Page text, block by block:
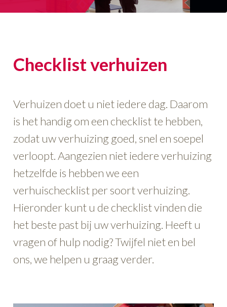
o
Checklist verhuizen
Verhuizen doet u niet iedere dag. Daarom
is het handig om een checklist te hebben,
zodat uw verhuizing goed, snel en soepel
verloopt. Aangezien niet iedere verhuizing
hetzelfde is hebben we een
verhuischecklist per soort verhuizing.
Hieronder kunt u de checklist vinden die
het beste past bij uw verhuizing. Heeft u
vragen of hulp nodig? Twijfel niet en bel
ons, we helpen u graag verder.